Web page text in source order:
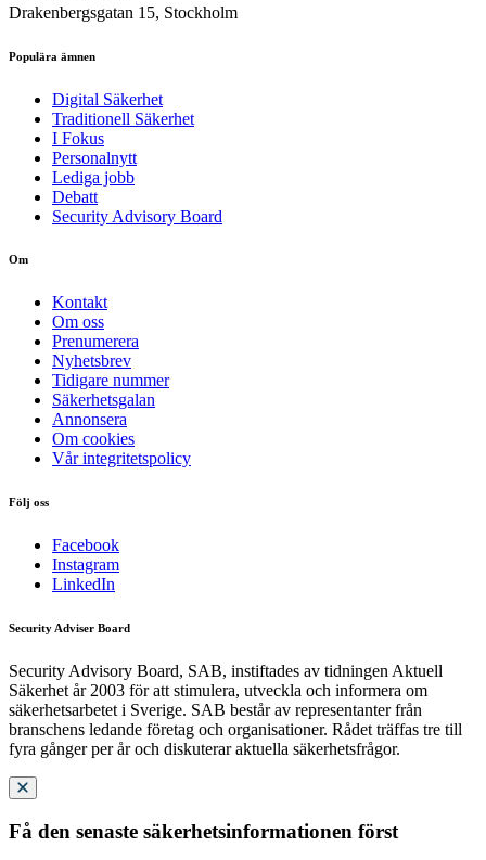
Drakenbergsgatan 15, Stockholm
Populära ämnen
Digital Säkerhet
Traditionell Säkerhet
I Fokus
Personalnytt
Lediga jobb
Debatt
Security Advisory Board
Om
Kontakt
Om oss
Prenumerera
Nyhetsbrev
Tidigare nummer
Säkerhetsgalan
Annonsera
Om cookies
Vår integritetspolicy
Följ oss
Facebook
Instagram
LinkedIn
Security Adviser Board
Security Advisory Board, SAB, instiftades av tidningen Aktuell
Säkerhet år 2003 för att stimulera, utveckla och informera om
säkerhetsarbetet i Sverige. SAB består av representanter från
branschens ledande företag och organisationer. Rådet träffas tre till
fyra gånger per år och diskuterar aktuella säkerhetsfrågor.
Få den senaste säkerhetsinformationen först